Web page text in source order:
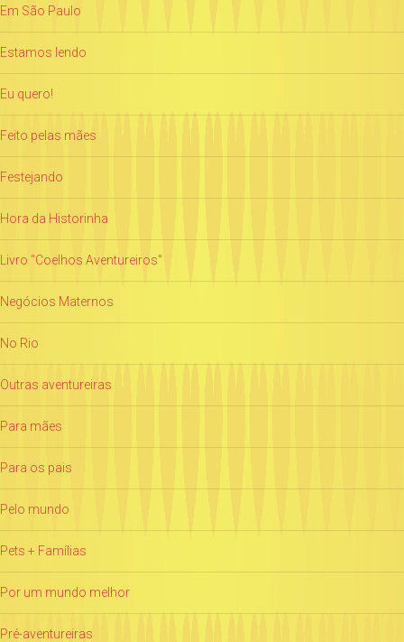
Em São Paulo
Estamos lendo
Eu quero!
Feito pelas mães
Festejando
Hora da Historinha
Livro "Coelhos Aventureiros"
Negócios Maternos
No Rio
Outras aventureiras
Para mães
Para os pais
Pelo mundo
Pets + Famílias
Por um mundo melhor
Pré-aventureiras